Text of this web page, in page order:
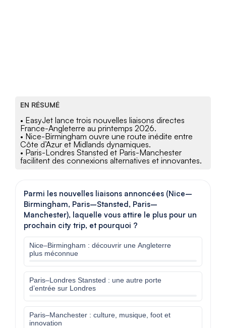
EN RÉSUMÉ
• EasyJet lance trois nouvelles liaisons directes
France-Angleterre au printemps 2026.
• Nice-Birmingham ouvre une route inédite entre
Côte d’Azur et Midlands dynamiques.
• Paris-Londres Stansted et Paris-Manchester
facilitent des connexions alternatives et innovantes.
Parmi les nouvelles liaisons annoncées (Nice–
Birmingham, Paris–Stansted, Paris–
Manchester), laquelle vous attire le plus pour un
prochain city trip, et pourquoi ?
Nice–Birmingham : découvrir une Angleterre
plus méconnue
Paris–Londres Stansted : une autre porte
d’entrée sur Londres
Paris–Manchester : culture, musique, foot et
innovation